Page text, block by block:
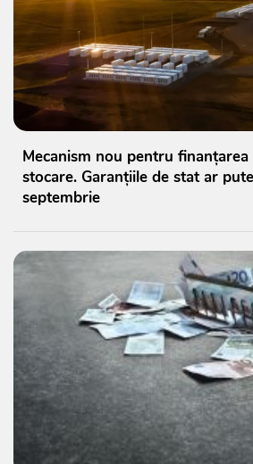
Mecanism nou pentru
stocare. Garanțiile de stat ar
septembrie